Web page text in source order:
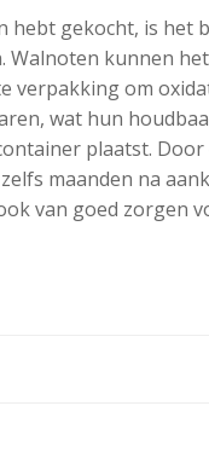
hebt gekocht, is het
Walnoten kunnen
verpakking om
wat hun
plaatst.
maanden na
van goed zorgen